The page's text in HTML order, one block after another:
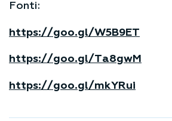
Fonti:
https://goo.gl/W5B9ET
https://goo.gl/Ta8gwM
https://goo.gl/mkYRui